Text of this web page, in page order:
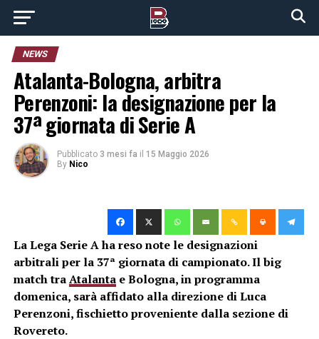
NEWS
Atalanta-Bologna, arbitra
Perenzoni: la designazione per la
37ª giornata di Serie A
Pubblicato 3 mesi fa il 15 Maggio 2026
By Nico
La Lega Serie A ha reso note le designazioni
arbitrali per la 37ª giornata di campionato. Il big
match traAtalantae Bologna, in programma
domenica, sarà affidato alla direzione di Luca
Perenzoni, fischietto proveniente dalla sezione di
Rovereto.